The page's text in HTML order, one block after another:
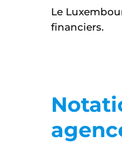
Le
financiers.